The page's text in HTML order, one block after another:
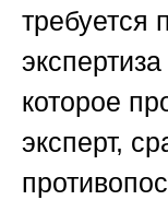
требуется
которое
эксперт,